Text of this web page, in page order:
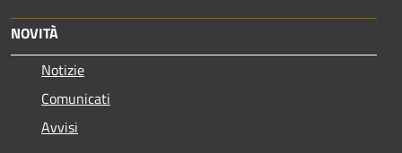
NOVITÀ
Notizie
Comunicati
Avvisi